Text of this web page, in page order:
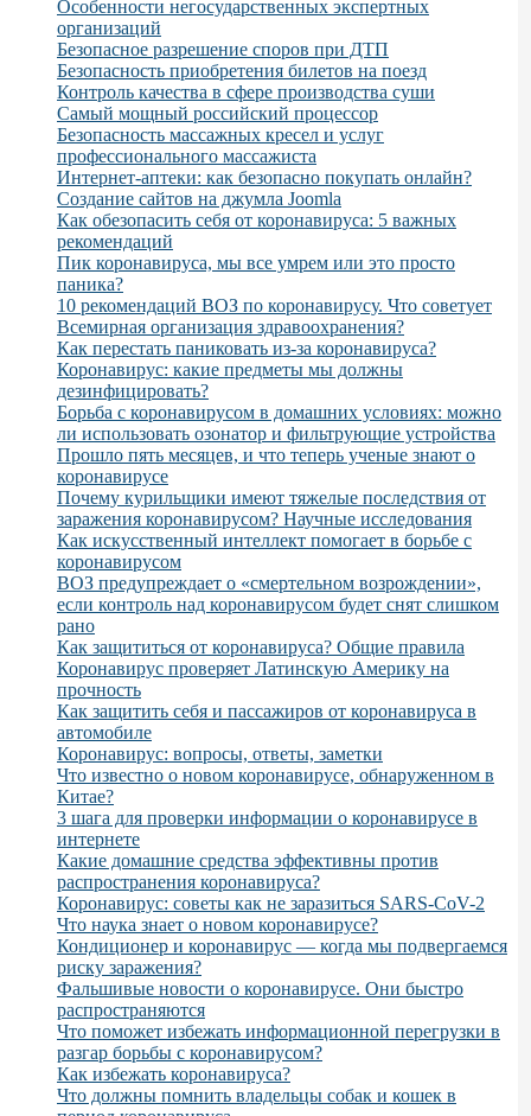
Особенности негосударственных экспертных
организаций
Безопасное разрешение споров при ДТП
Безопасность приобретения билетов на поезд
Контроль качества в сфере производства суши
Самый мощный российский процессор
Безопасность массажных кресел и услуг
профессионального массажиста
Интернет-аптеки: как безопасно покупать онлайн?
Создание сайтов на джумла Joomla
Как обезопасить себя от коронавируса: 5 важных
рекомендаций
Пик коронавируса, мы все умрем или это просто
паника?
10 рекомендаций ВОЗ по коронавирусу. Что советует
Всемирная организация здравоохранения?
Как перестать паниковать из-за коронавируса?
Коронавирус: какие предметы мы должны
дезинфицировать?
Борьба с коронавирусом в домашних условиях: можно
ли использовать озонатор и фильтрующие устройства
Прошло пять месяцев, и что теперь ученые знают о
коронавирусе
Почему курильщики имеют тяжелые последствия от
заражения коронавирусом? Научные исследования
Как искусственный интеллект помогает в борьбе с
коронавирусом
ВОЗ предупреждает о «смертельном возрождении»,
если контроль над коронавирусом будет снят слишком
рано
Как защититься от коронавируса? Общие правила
Коронавирус проверяет Латинскую Америку на
прочность
Как защитить себя и пассажиров от коронавируса в
автомобиле
Коронавирус: вопросы, ответы, заметки
Что известно о новом коронавирусе, обнаруженном в
Китае?
3 шага для проверки информации о коронавирусе в
интернете
Какие домашние средства эффективны против
распространения коронавируса?
Коронавирус: советы как не заразиться SARS-CoV-2
Что наука знает о новом коронавирусе?
Кондиционер и коронавирус — когда мы подвергаемся
риску заражения?
Фальшивые новости о коронавирусе. Они быстро
распространяются
Что поможет избежать информационной перегрузки в
разгар борьбы с коронавирусом?
Как избежать коронавируса?
Что должны помнить владельцы собак и кошек в